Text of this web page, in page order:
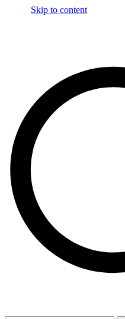
Skip to content